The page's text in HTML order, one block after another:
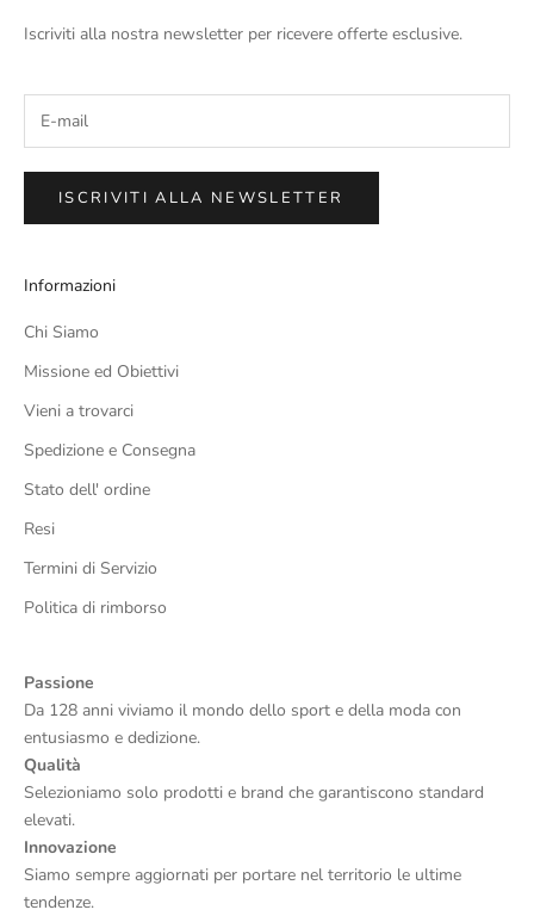
Iscriviti alla nostra newsletter per ricevere offerte esclusive.
ISCRIVITI ALLA NEWSLETTER
Informazioni
Chi Siamo
Missione ed Obiettivi
Vieni a trovarci
Spedizione e Consegna
Stato dell' ordine
Resi
Termini di Servizio
Politica di rimborso
Passione
Da 128 anni viviamo il mondo dello sport e della moda con
entusiasmo e dedizione.
Qualità
Selezioniamo solo prodotti e brand che garantiscono standard
elevati.
Innovazione
Siamo sempre aggiornati per portare nel territorio le ultime
tendenze.